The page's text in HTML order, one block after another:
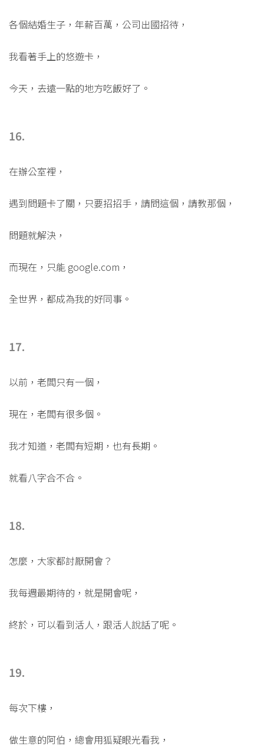
各個結婚生子，年薪百萬，公司出國招待，
我看著手上的悠遊卡，
今天，去遠一點的地方吃飯好了。
16.
在辦公室裡，
遇到問題卡了關，只要招招手，請問這個，請教那個，
問題就解決，
而現在，只能 google.com，
全世界，都成為我的好同事。
17.
以前，老闆只有一個，
現在，老闆有很多個。
我才知道，老闆有短期，也有長期。
就看八字合不合。
18.
怎麼，大家都討厭開會？
我每週最期待的，就是開會呢，
終於，可以看到活人，跟活人說話了呢。
19.
每次下樓，
做生意的阿伯，總會用狐疑眼光看我，